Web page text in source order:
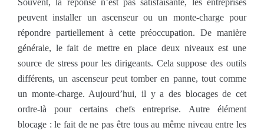
Souvent, la réponse n’est pas satisfaisante, les entreprises
peuvent installer un ascenseur ou un monte-charge pour
répondre partiellement à cette préoccupation. De manière
générale, le fait de mettre en place deux niveaux est une
source de stress pour les dirigeants. Cela suppose des outils
différents, un ascenseur peut tomber en panne, tout comme
un monte-charge. Aujourd’hui, il y a des blocages de cet
ordre-là pour certains chefs entreprise. Autre élément
blocage : le fait de ne pas être tous au même niveau entre les